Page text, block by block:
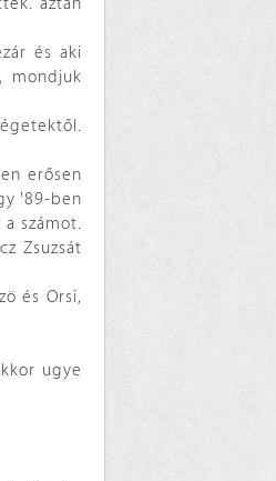
és aki
mondjuk
erősen
'89-ben
számot.
Zsuzsát
és Orsi,
ugye